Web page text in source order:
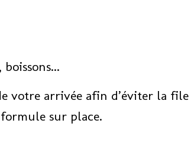
arrivée afin d’éviter la file
sur place.